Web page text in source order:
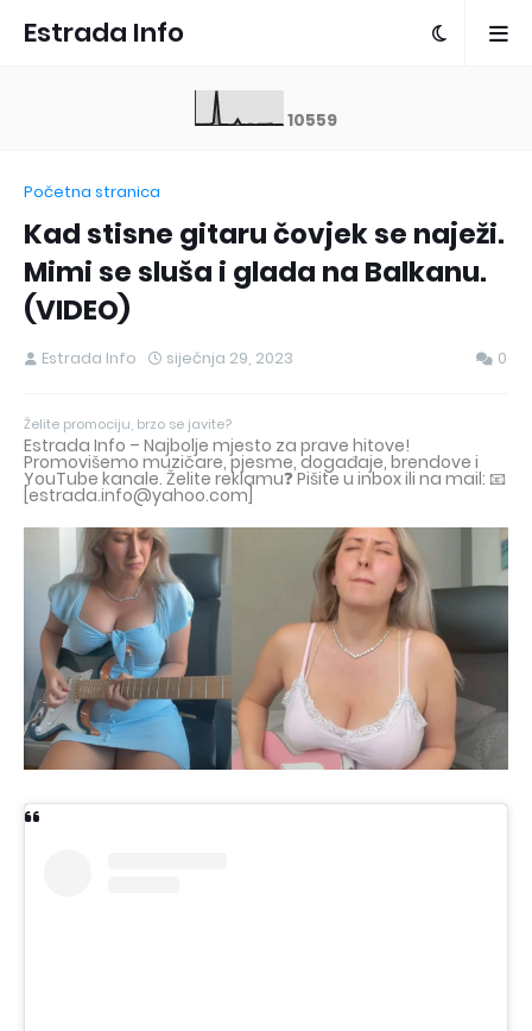
Estrada Info
10559
Početna stranica
Kad stisne gitaru čovjek se naježi.
Mimi se sluša i glada na Balkanu.
(VIDEO)
Estrada Info siječnja 29, 2023 0
Želite promociju, brzo se javite?
Estrada Info – Najbolje mjesto za prave hitove!
Promovišemo muzičare, pjesme, događaje, brendove i
YouTube kanale. Želite reklamu❓ Pišite u inbox ili na mail: 📧
[estrada.info@yahoo.com]